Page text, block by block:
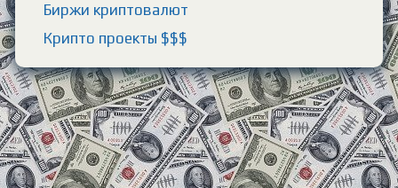
Биржи криптовалют
Крипто проекты $$$